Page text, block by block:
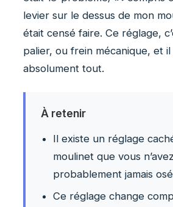
levier sur le dessus de mon
était censé faire. Ce réglage,
palier, ou frein mécanique, et
absolument tout.
À retenir
Il existe un réglage
moulinet que vous n’avez
probablement jamais
Ce réglage change